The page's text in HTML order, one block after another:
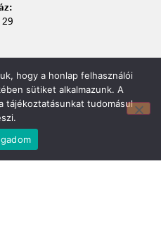
hogy a honlap felhasználói
sütiket alkalmazunk. A
tájékoztatásunkat tudomásul